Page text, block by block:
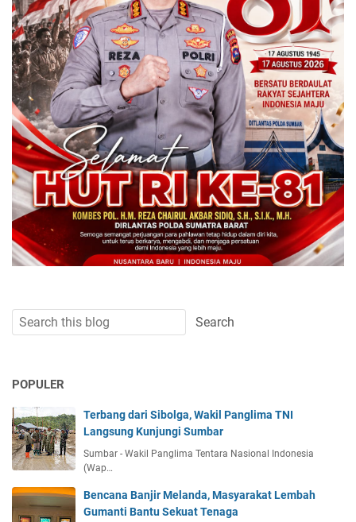
POPULER
Terbang dari Sibolga, Wakil Panglima TNI
Langsung Kunjungi Sumbar
Sumbar - Wakil Panglima Tentara Nasional Indonesia
(Wap…
Bencana Banjir Melanda, Masyarakat Lembah
Gumanti Bantu Sekuat Tenaga